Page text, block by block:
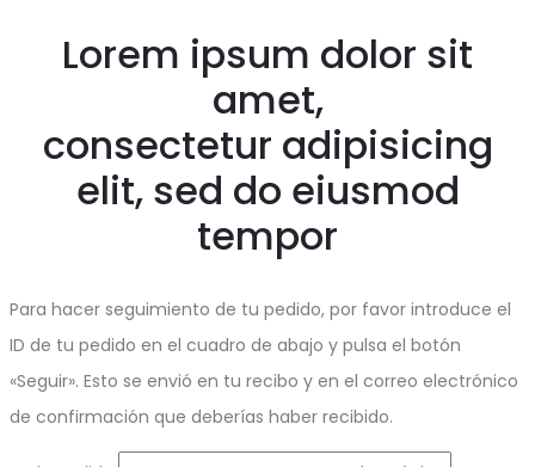
Lorem ipsum dolor sit
amet,
consectetur adipisicing
elit, sed do eiusmod
tempor
Para hacer seguimiento de tu pedido, por favor introduce el
ID de tu pedido en el cuadro de abajo y pulsa el botón
«Seguir». Esto se envió en tu recibo y en el correo electrónico
de confirmación que deberías haber recibido.